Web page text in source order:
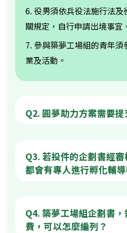
6. 役男須依兵役法施行法
關規定，自行申請出境事宜
7. 參與築夢工場組的青年
業及活動。
Q2. 圓夢助力方案需要提
Q3. 若投件的企劃書經審
都會有專人進行孵化輔導
Q4. 築夢工場組企劃書
費，可以怎麼編列？